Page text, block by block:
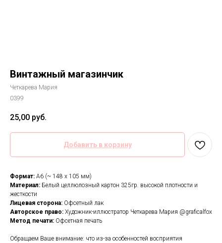
Винтажный магазинчик
Четкарева Мария
0399
25,00 руб.
Добавить в корзину
Формат: А6 (~ 148 х 105 мм)
Материал: Белый целлюлозный картон 325гр. высокой плотности и
жесткости
Лицевая сторона: Офсетный лак
Авторское право: Художник-иллюстратор Четкарева Мария @graficalfox
Метод печати: Офсетная печать
Обращаем Ваше внимание: что из-за особенностей восприятия